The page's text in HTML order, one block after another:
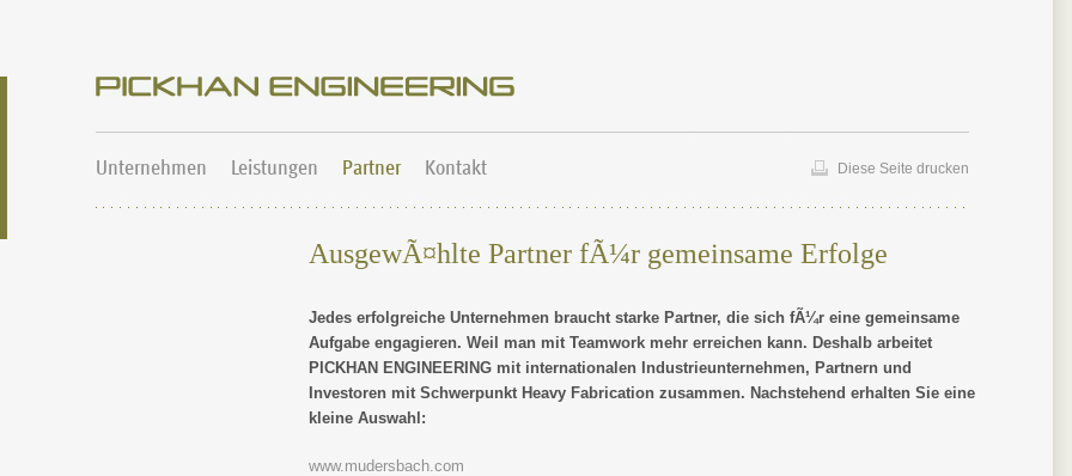
Diese Seite drucken
Unternehmen Leistungen Partner Kontakt
AusgewÃ¤hlte Partner fÃ¼r gemeinsame Erfolge
Jedes erfolgreiche Unternehmen braucht starke Partner, die sich fÃ¼r eine gemeinsame
Aufgabe engagieren. Weil man mit Teamwork mehr erreichen kann. Deshalb arbeitet
PICKHAN ENGINEERING mit internationalen Industrieunternehmen, Partnern und
Investoren mit Schwerpunkt Heavy Fabrication zusammen. Nachstehend erhalten Sie eine
kleine Auswahl:
www.mudersbach.com